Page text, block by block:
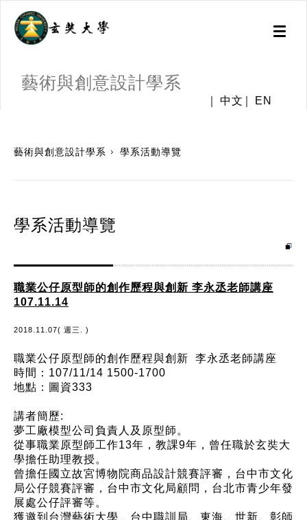
Toggle
藝術與創意設計學系
中文 EN
藝術與創意設計學系 學系活動導覽
學系活動導覽
職業公仔原型師的創作歷程與創新 李永丞老師講座
107.11.14
2018.11.07( 週三. )
職業公仔原型師的創作歷程與創新 李永丞老師講座
時間：107/11/14 1500-1700
地點：圖資333
講者簡歷:
夢工廠模型公司負責人及原型師。
從事職業原型師工作13年，教課9年，曾任職於玄奘大
學擔任助理教授。
曾擔任國立故宮博物院商品設計競賽評審，台中市文化
局公仔競賽評審，台中市文化局顧問，台北市青少年發
展處公仔評審等。
獲邀到台灣藝術大學、台中職訓局、東海、世新、彰師